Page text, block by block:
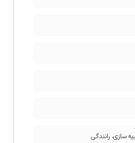
سازی، رانندگی